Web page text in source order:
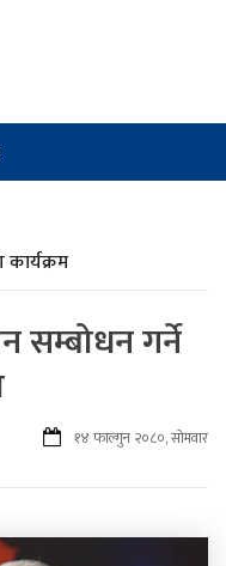
सम्बोधन गर्ने
१४ फाल्गुन २०८०, सोमवार